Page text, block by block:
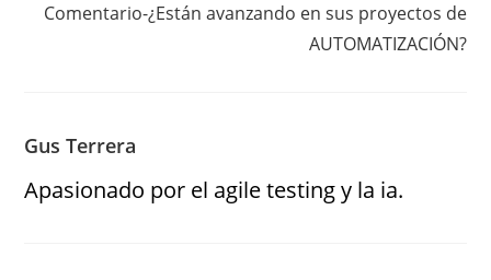
Comentario-¿Están avanzando en sus proyectos de
AUTOMATIZACIÓN?
Gus Terrera
Apasionado por el agile testing y la ia.